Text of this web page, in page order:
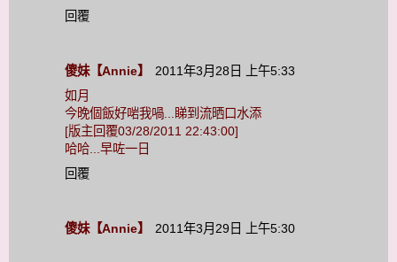
回覆
傻妹【Annie】
2011年3月28日 上午5:33
如月
今晚個飯好啱我喎...睇到流晒口水添
[版主回覆03/28/2011 22:43:00]
哈哈...早咗一日
回覆
傻妹【Annie】 2011年3月29日 上午5:30